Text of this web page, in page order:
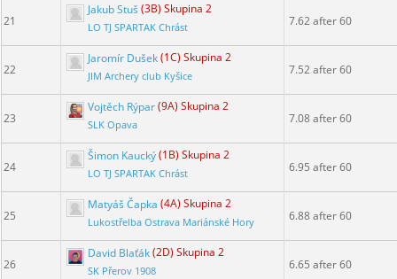
21
Jakub Stuš (3B) Skupina 2
LO TJ SPARTAK Chrást 7.62 after 60
22
Jaromír Dušek(1C) Skupina 2
JIM Archery club Kyšice 7.52 after 60
23
Vojtěch Rýpar(9A) Skupina 2
SLK Opava 7.08 after 60
24
Šimon Kaucký(1B) Skupina 2
LO TJ SPARTAK Chrást 6.95 after 60
25
Matyáš Čapka (4A) Skupina 2
Lukostřelba Ostrava Mariánské Hory 6.88 after 60
26
David Blaťák(2D) Skupina 2
SK Přerov 1908 6.65 after 60